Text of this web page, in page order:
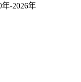
年-2026年